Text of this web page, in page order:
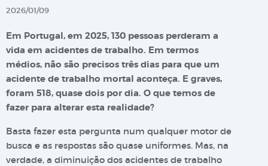
2026/01/09
Em Portugal, em 2025, 130 pessoas perderam a
vida em acidentes de trabalho. Em termos
médios, não são precisos três dias para que um
acidente de trabalho mortal aconteça. E graves,
foram 518, quase dois por dia. O que temos de
fazer para alterar esta realidade?
Basta fazer esta pergunta num qualquer motor de
busca e as respostas são quase uniformes. Mas, na
verdade, a diminuição dos acidentes de trabalho